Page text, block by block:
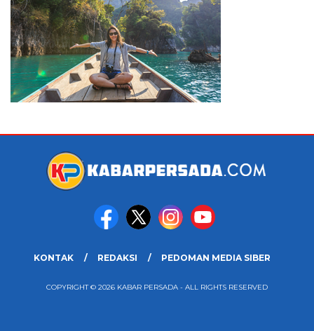
KONTAK REDAKSI PEDOMAN MEDIA SIBER
COPYRIGHT © 2026 KABAR PERSADA - ALL RIGHTS RESERVED